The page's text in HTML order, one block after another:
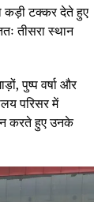
कड़ी टक्कर देते हुए
तीसरा स्थान
पुष्प वर्षा और
परिसर में
करते हुए उनके